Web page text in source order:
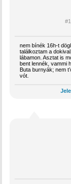
nem bínék 16h-t
találkoztam a
lábamon. Asztat is
bent lennék, vammi
Buta burnyák; nem
vót.